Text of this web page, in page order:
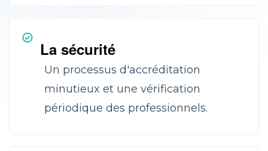
La sécurité
Un processus d'accréditation
minutieux et une vérification
périodique des professionnels.